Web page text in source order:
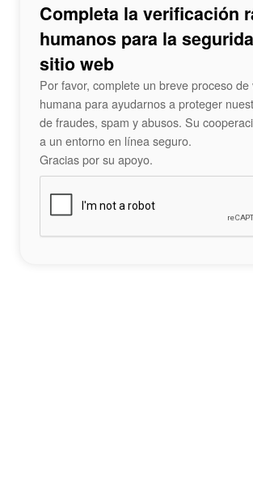
Completa la verificación
humanos para la
sitio web
Por favor, complete un breve proceso de
humana para ayudarnos a proteger
de fraudes, spam y abusos. Su
a un entorno en línea seguro.
Gracias por su apoyo.